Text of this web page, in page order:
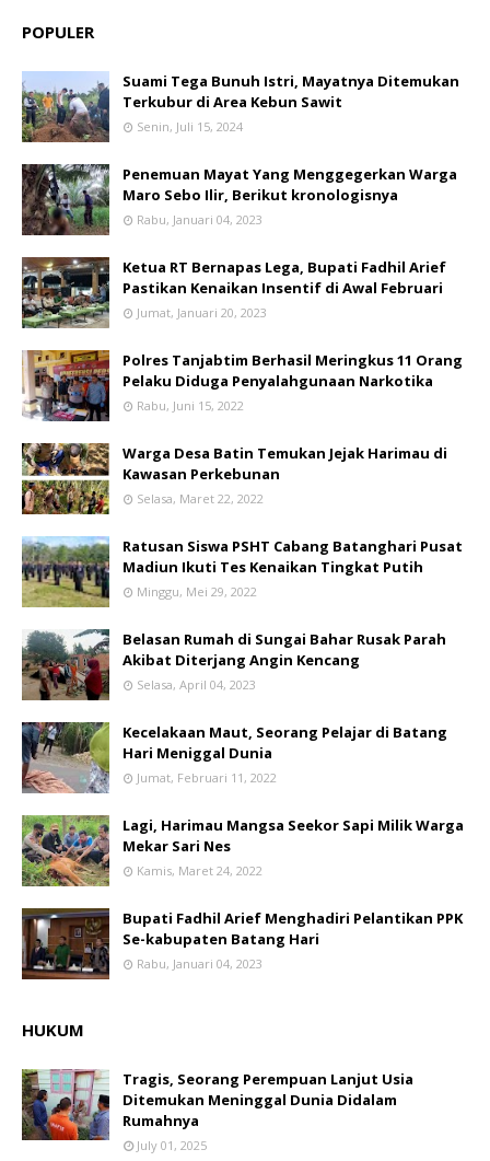
POPULER
Suami Tega Bunuh Istri, Mayatnya Ditemukan
Terkubur di Area Kebun Sawit
Senin, Juli 15, 2024
Penemuan Mayat Yang Menggegerkan Warga
Maro Sebo Ilir, Berikut kronologisnya
Rabu, Januari 04, 2023
Ketua RT Bernapas Lega, Bupati Fadhil Arief
Pastikan Kenaikan Insentif di Awal Februari
Jumat, Januari 20, 2023
Polres Tanjabtim Berhasil Meringkus 11 Orang
Pelaku Diduga Penyalahgunaan Narkotika
Rabu, Juni 15, 2022
Warga Desa Batin Temukan Jejak Harimau di
Kawasan Perkebunan
Selasa, Maret 22, 2022
Ratusan Siswa PSHT Cabang Batanghari Pusat
Madiun Ikuti Tes Kenaikan Tingkat Putih
Minggu, Mei 29, 2022
Belasan Rumah di Sungai Bahar Rusak Parah
Akibat Diterjang Angin Kencang
Selasa, April 04, 2023
Kecelakaan Maut, Seorang Pelajar di Batang
Hari Meniggal Dunia
Jumat, Februari 11, 2022
Lagi, Harimau Mangsa Seekor Sapi Milik Warga
Mekar Sari Nes
Kamis, Maret 24, 2022
Bupati Fadhil Arief Menghadiri Pelantikan PPK
Se-kabupaten Batang Hari
Rabu, Januari 04, 2023
HUKUM
Tragis, Seorang Perempuan Lanjut Usia
Ditemukan Meninggal Dunia Didalam
Rumahnya
July 01, 2025